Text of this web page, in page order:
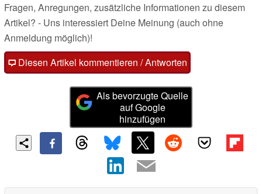
Fragen, Anregungen, zusätzliche Informationen zu diesem
Artikel? - Uns interessiert Deine Meinung (auch ohne
Anmeldung möglich)!
Diesen Artikel kommentieren / Antworten
Als bevorzugte Quelle
auf Google
hinzufügen